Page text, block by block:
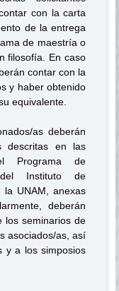
con la carta
de la entrega
de maestría o
filosofía. En caso
contar con la
y haber obtenido
equivalente.
as deberán
descritas en las
Programa de
del Instituto de
la UNAM, anexas
deberán
los seminarios de
asociados/as, así
y a los simposios